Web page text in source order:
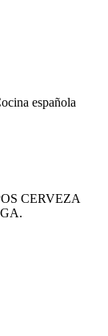
española
CERVEZA